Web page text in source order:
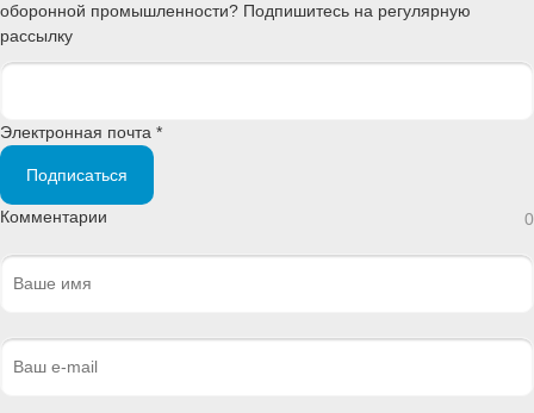
оборонной промышленности? Подпишитесь на регулярную
рассылку
Электронная почта *
Подписаться
Комментарии 0